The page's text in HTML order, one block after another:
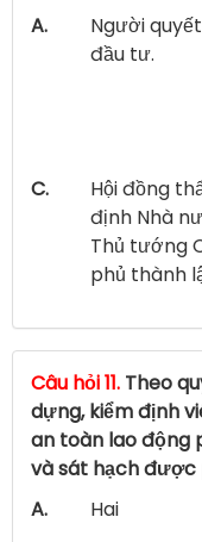
A.
Người
đầu tư.
C.
Hội đồng
định Nhà
Thủ tướng
phủ thành
Câu hỏi 11. Theo
dựng, kiểm định
an toàn lao động
và sát hạch được
A.
Hai